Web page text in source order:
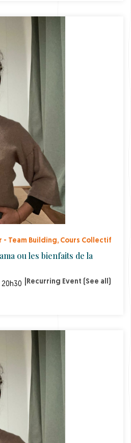
- Team Building, Cours Collectif
ou les bienfaits de la
20h30 Recurring Event (See all)